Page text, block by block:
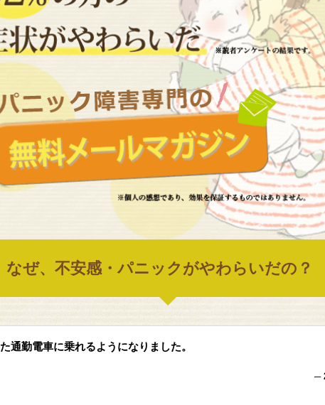
なぜ、不安感・パニックがやわらいだの？
通勤電車に乗れるようになりました。
─